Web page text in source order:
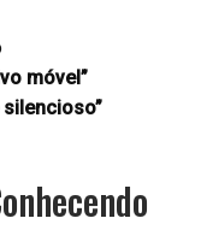
móvel”